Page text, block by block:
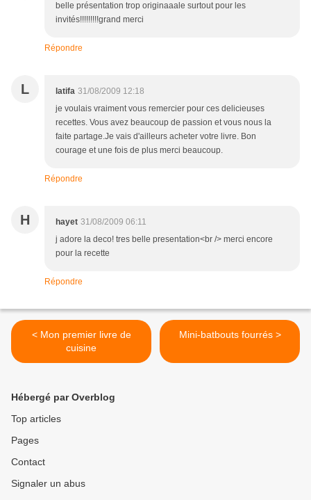
belle présentation trop originaaale surtout pour les
invités!!!!!!!!!grand merci
Répondre
L latifa 31/08/2009 12:18
je voulais vraiment vous remercier pour ces delicieuses
recettes. Vous avez beaucoup de passion et vous nous la
faite partage.Je vais d'ailleurs acheter votre livre. Bon
courage et une fois de plus merci beaucoup.
Répondre
H hayet 31/08/2009 06:11
j adore la deco! tres belle presentation<br /> merci encore
pour la recette
Répondre
< Mon premier livre de
cuisine
Mini-batbouts fourrés >
Hébergé par Overblog
Top articles
Pages
Contact
Signaler un abus